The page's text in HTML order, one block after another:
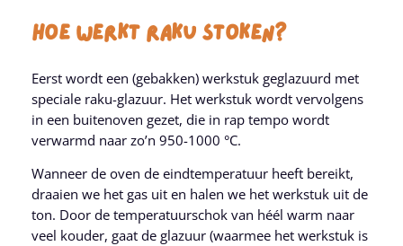
Hoe Werkt Raku Stoken?
Eerst wordt een (gebakken) werkstuk geglazuurd met
speciale raku-glazuur. Het werkstuk wordt vervolgens
in een buitenoven gezet, die in rap tempo wordt
verwarmd naar zo’n 950-1000 °C.
Wanneer de oven de eindtemperatuur heeft bereikt,
draaien we het gas uit en halen we het werkstuk uit de
ton. Door de temperatuurschok van héél warm naar
veel kouder, gaat de glazuur (waarmee het werkstuk is